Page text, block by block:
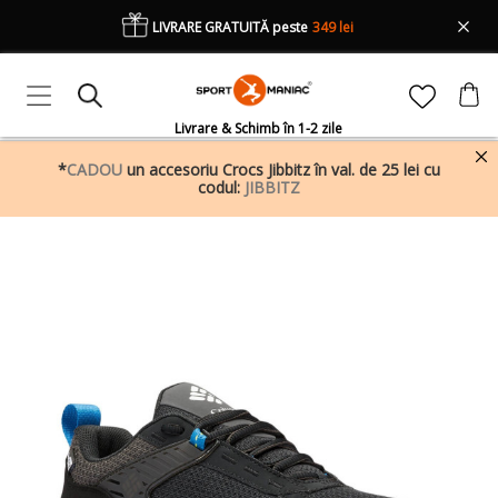
Livrare & Schimb în 1-2 zile
LIVRARE GRATUITĂ peste 349 lei
*CADOU un accesoriu Crocs Jibbitz în val. de 25 lei cu
codul: JIBBITZ